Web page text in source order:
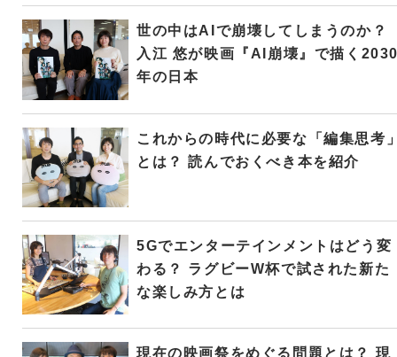
世の中はAIで崩壊してしまうのか？
入江 悠が映画『AI崩壊』で描く
年の日本
これからの時代に必要な「編集思考
とは？ 読んでおくべき本を紹介
5Gでエンターテインメントはどう変
わる？ ラグビーW杯で試された新た
な楽しみ方とは
現在の映画祭をめぐる問題とは？ 現